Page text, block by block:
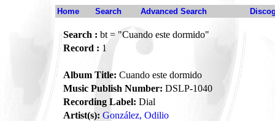
Home Search Advanced Search
Search : bt = "Cuando este dormido"
Record : 1
Album Title: Cuando este dormido
Music Publish Number: DSLP-1040
Recording Label: Dial
Artist(s): González, Odilio